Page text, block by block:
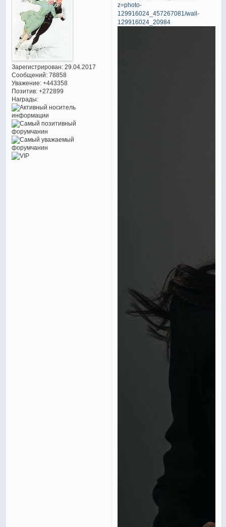
Зарегистрирован: 29.04.2017
Сообщений:78858
Уважение: +443358
Позитив: +272899
Награды:
z=photo-
129916024_457267081/wall-
129916024_20984